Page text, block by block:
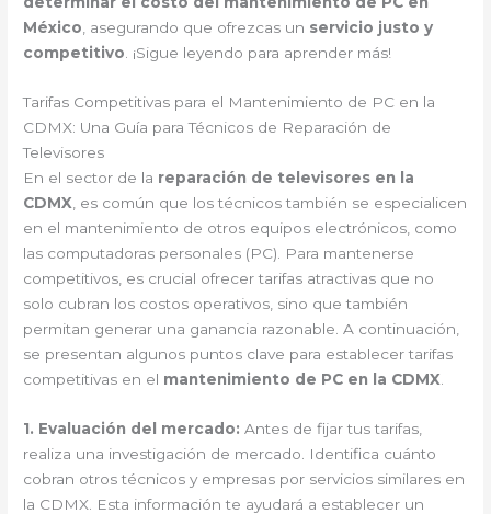
México, asegurando que ofrezcas un servicio justo y
competitivo. ¡Sigue leyendo para aprender más!
Tarifas Competitivas para el Mantenimiento de PC en la
CDMX: Una Guía para Técnicos de Reparación de
Televisores
En el sector de la reparación de televisores en la
CDMX , es común que los técnicos también se especialicen
en el mantenimiento de otros equipos electrónicos, como
las computadoras personales (PC). Para mantenerse
competitivos, es crucial ofrecer tarifas atractivas que no
solo cubran los costos operativos, sino que también
permitan generar una ganancia razonable. A continuación,
se presentan algunos puntos clave para establecer tarifas
competitivas en el mantenimiento de PC en la CDMX
1. Evaluación del mercado: Antes de fijar tus tarifas,
realiza una investigación de mercado. Identifica cuánto
cobran otros técnicos y empresas por servicios similares en
la CDMX. Esta información te ayudará a establecer un